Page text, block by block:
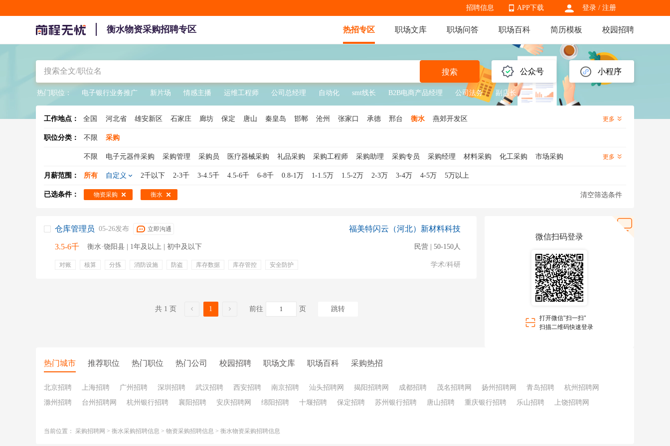
登录 / 注册
APP下载
APP下载
招聘信息
衡水物资采购招聘专区 热招专区 职场文库 职场问答 职场百科 简历模板 校园招聘
公众号 小程序
搜索
热门职位： 电子银行业务推广 新片场 情感主播 运维工程师 公司总经理 自动化 smt线长 B2B电商产品经理 公司法务 副店长
工作地点： 全国 河北省 雄安新区 石家庄 廊坊 保定 唐山 秦皇岛 邯郸 沧州 张家口 承德 邢台 衡水 燕郊开发区 更多
职位分类： 不限 采购
不限 电子元器件采购 采购管理 采购员 医疗器械采购 礼品采购 采购工程师 采购助理 采购专员 采购经理 材料采购 化工采购
市场采购
mro采购
元器件采购 零星采购 采购总监 物资采购 工业品采购 芯片采购 电商采购 服装采购 药品采购 采购数据分析
更多
月薪范围： 所有 自定义 2千以下 2-3千 3-4.5千 4.5-6千 6-8千 0.8-1万 1-1.5万 1.5-2万 2-3万 3-4万 4-5万 5万以上
已选条件： 物资采购 衡水 清空筛选条件
仓库管理员 05-26发布 立即沟通
3.5-6千 衡水·饶阳县 | 1年及以上 | 初中及以下
对账 核算 分拣 消防设施 防盗 库存数据 库存管控
安全防护
福美特闪云（河北）新材料科技
民营 | 50-150人
学术/科研
共 1 页 1 前往 页 跳转
微信扫码登录
打开微信"扫一扫"
扫描二维码快速登录
热门城市 推荐职位 热门职位 热门公司 校园招聘 职场文库 职场百科 采购热招
北京招聘 上海招聘 广州招聘 深圳招聘 武汉招聘 西安招聘 南京招聘 汕头招聘网 揭阳招聘网 成都招聘 茂名招聘网 扬州招聘网 青岛招聘
杭州招聘网
滁州招聘
台州招聘网 杭州银行招聘 襄阳招聘 安庆招聘网 绵阳招聘 十堰招聘 保定招聘 苏州银行招聘 唐山招聘 重庆银行招聘 乐山招聘 上饶招聘网
当前位置： 采购招聘网 > 衡水采购招聘信息 > 物资采购招聘信息 > 衡水物资采购招聘信息